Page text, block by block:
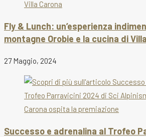
Fly & Lunch: un’esperienza
montagne Orobie e la cucina di
27 Maggio, 2024
Successo e adrenalina al Trofeo